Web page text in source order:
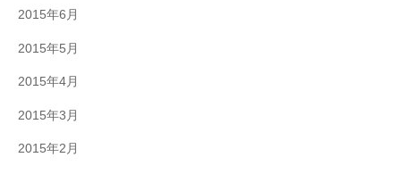
2015年6月
2015年5月
2015年4月
2015年3月
2015年2月